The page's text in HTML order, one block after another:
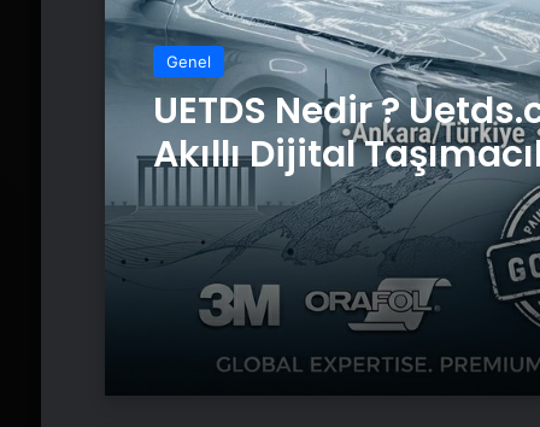
Genel
UETDS Nedir ?
Akıllı Dijital
Yazılımı